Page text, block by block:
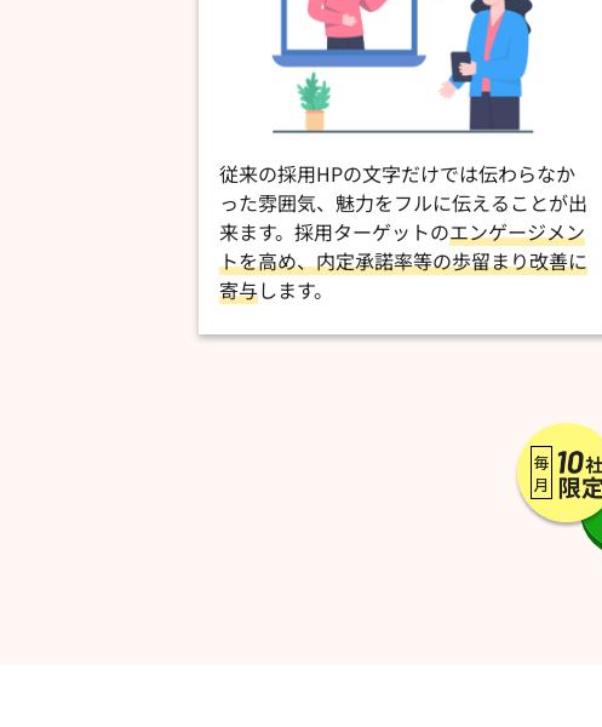
従来の採用HPの文字だけでは伝わらなか
った雰囲気、魅力をフルに伝えることが出
来ます。採用ターゲットのエンゲージメン
トを高め、内定承諾率等の歩留まり改善に
寄与します。